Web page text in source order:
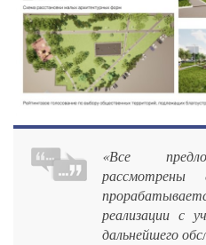
«Все
рассмотрены
реализации с
дальнейшего